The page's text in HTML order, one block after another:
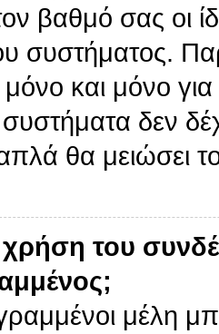
βαθμό σας οι
συστήματος.
μόνο και μόνο
δεν
απλά θα μειώσει
του
μέλη